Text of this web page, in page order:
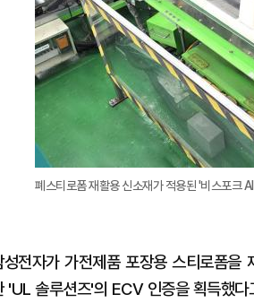
폐스티로폼 재활용 신소재가 적용된 '비스포크
성전자가 가전제품 포장용 스티로폼을
'UL 솔루션즈'의 ECV 인증을 획득했